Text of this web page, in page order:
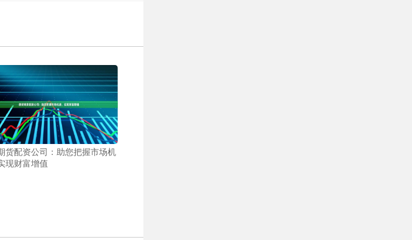
货配资公司：助您把握市场机
现财富增值